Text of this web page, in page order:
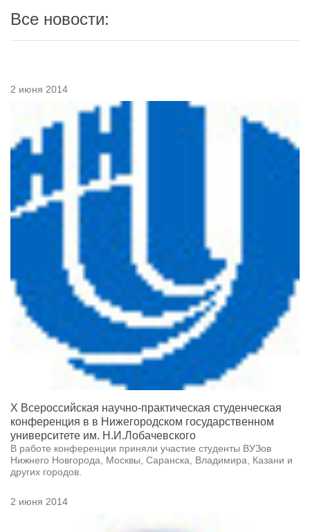
Все новости:
2 июня 2014
X Всероссийская научно-практическая студенческая
конференция в в Нижегородском государственном
университете им. Н.И.Лобачевского
В работе конференции приняли участие студенты ВУЗов
Нижнего Новгорода, Москвы, Саранска, Владимира, Казани и
других городов.
2 июня 2014